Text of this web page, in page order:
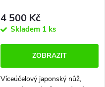
4 500 Kč
Skladem 1 ks
ZOBRAZIT
Víceúčelový japonský nůž,